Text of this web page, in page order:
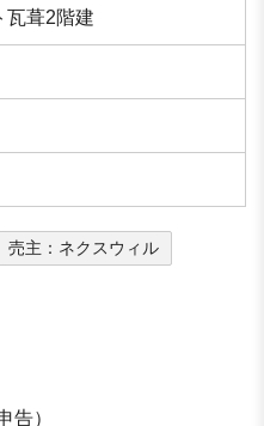
瓦葺2階建
売主：ネクスウィル
告）